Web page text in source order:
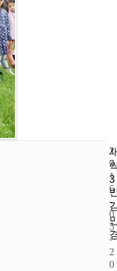
3
2
7
2
0
1
6
-
0
5
-
2
0